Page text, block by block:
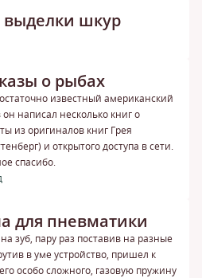
выделки шкур
о рыбах
известный американский
написал несколько книг о
из оригиналов книг Грея
и открытого доступа в сети.
спасибо.
для пневматики
зуб, пару раз поставив на разные
в уме устройство, пришел к
особо сложного, газовую пружину